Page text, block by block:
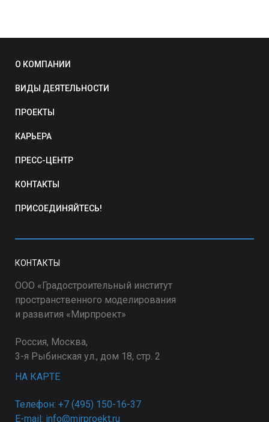
О КОМПАНИИ
ВИДЫ ДЕЯТЕЛЬНОСТИ
ПРОЕКТЫ
КАРЬЕРА
ПРЕСС-ЦЕНТР
КОНТАКТЫ
ПРИСОЕДИНЯЙТЕСЬ!
КОНТАКТЫ
ООО «Градостроительный институт
пространственного моделирования
и развития «Мирпроект»
Россия, Москва,
3-я Рыбинская ул., дом 18, стр. 2
НА КАРТЕ
Телефон: +7 (495) 150-16-37
E-mail: info@mirproekt.ru